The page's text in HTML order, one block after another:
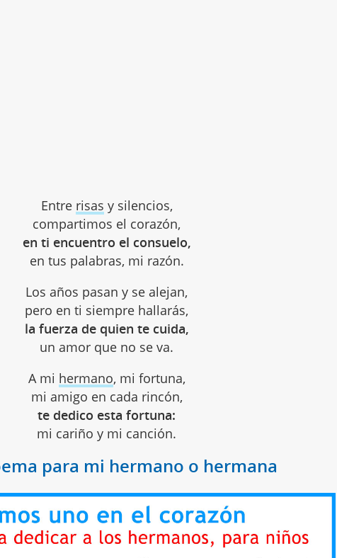
Entre risas y silencios,
compartimos el corazón,
en ti encuentro el consuelo,
en tus palabras, mi razón.
Los años pasan y se alejan,
pero en ti siempre hallarás,
la fuerza de quien te cuida,
un amor que no se va.
A mi hermano, mi fortuna,
mi amigo en cada rincón,
te dedico esta fortuna:
mi cariño y mi canción.
para mi hermano o hermana